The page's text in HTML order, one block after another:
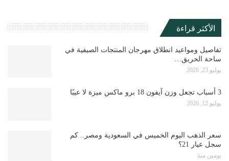
الأكثر قراءة
تفاصيل ومواعيد انطلاق مهرجان المنتجات الصيفية في
ساحة الحريق…
يوليو 23, 2026
3 أسباب تجعل وزن آيفون 18 برو ماكس ميزة لا عيبًا
يوليو 12, 2026
سعر الذهب اليوم الخميس في السعودية ومصر.. كم
سجل عيار 21؟
يومين منذ